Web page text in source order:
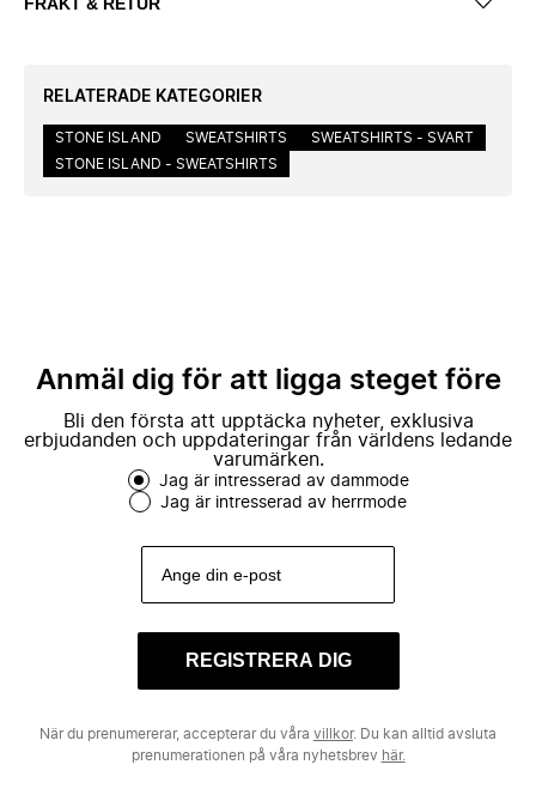
RELATERADE KATEGORIER
STONE ISLAND SWEATSHIRTS
SWEATSHIRTS - SVART
STONE ISLAND - SWEATSHIRTS
Anmäl dig för att ligga steget före
Bli den första att upptäcka nyheter, exklusiva
erbjudanden och uppdateringar från världens ledande
varumärken.
Jag är intresserad av dammode
Jag är intresserad av herrmode
REGISTRERA DIG
När du prenumererar, accepterar du våra villkor. Du kan alltid avsluta
prenumerationen på våra nyhetsbrev här.